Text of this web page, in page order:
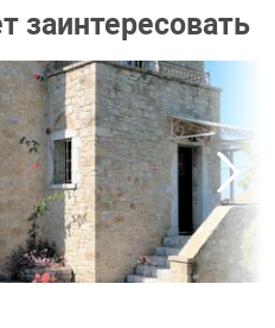
заинтересовать